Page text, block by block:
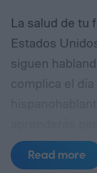
La salud de tu
Estados
siguen
complica el
español
basado en
Read more